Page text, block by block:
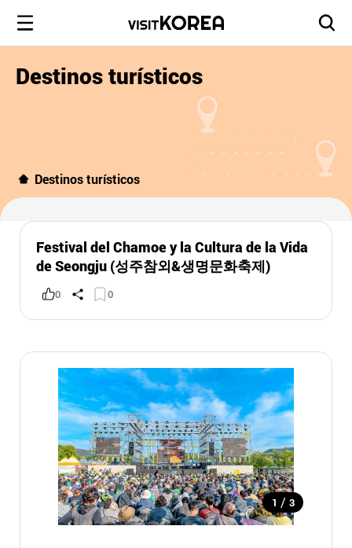
Destinos turísticos
Destinos turísticos
Festival del Chamoe y la Cultura de la Vida
de Seongju (성주참외&생명문화축제)
0 0
1 / 3